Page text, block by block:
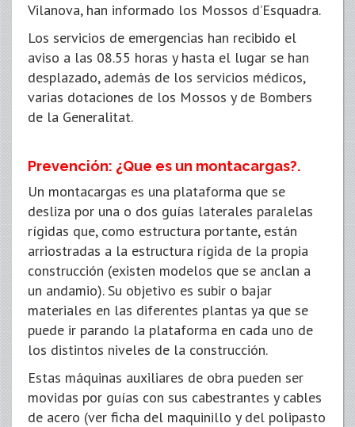
Vilanova, han informado los Mossos d’Esquadra.
Los servicios de emergencias han recibido el
aviso a las 08.55 horas y hasta el lugar se han
desplazado, además de los servicios médicos,
varias dotaciones de los Mossos y de Bombers
de la Generalitat.
Prevención: ¿Que es un montacargas?.
Un montacargas es una plataforma que se
desliza por una o dos guías laterales paralelas
rígidas que, como estructura portante, están
arriostradas a la estructura rígida de la propia
construcción (existen modelos que se anclan a
un andamio). Su objetivo es subir o bajar
materiales en las diferentes plantas ya que se
puede ir parando la plataforma en cada uno de
los distintos niveles de la construcción.
Estas máquinas auxiliares de obra pueden ser
movidas por guías con sus cabestrantes y cables
de acero (ver ficha del maquinillo y del polipasto